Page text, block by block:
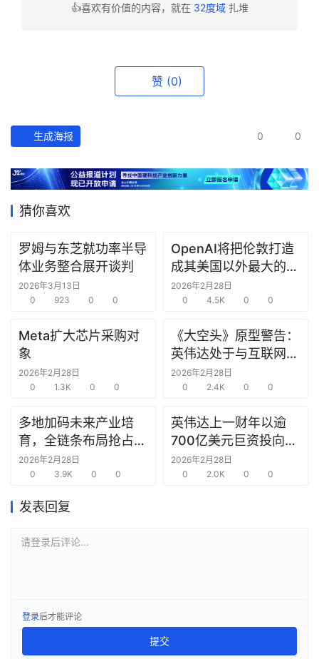
头
度
产
数
据
报
告
投
之
窗
机
合
👍喜欢有价值的内容，就在 32度域扎堆
赞 (0)
生成海报 0 0
猜你喜欢
罗姆与东芝就功率半导
体业务整合展开谈判
2026年3月13日
0
923 0 0
OpenAI将把伦敦打造
成其美国以外最大的研
究中心
2026年2月28日
0
4.5K 0 0
Meta扩大芯片采购对
象
2026年2月28日
0
1.3K 0 0
《大空头》原型警告：
英伟达处于与互联网泡
沫时期思科同样的“危
险境地”
2026年2月28日
0
2.4K 0 0
多地加码未来产业培
育，全链条布局抢占新
赛道先机
2026年2月28日
0
3.9K 0 0
英伟达上一财年以逾
700亿美元巨资投向合
作方，竭力巩固AI芯片
需求
2026年2月28日
0
2.0K 0 0
发表回复
请登录后评论...
登录后才能评论
提交